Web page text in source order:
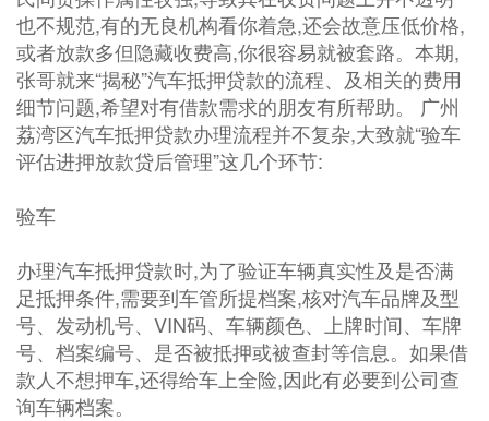
也不规范,有的无良机构看你着急,还会故意压低价格,
或者放款多但隐藏收费高,你很容易就被套路。本期,
张哥就来“揭秘”汽车抵押贷款的流程、及相关的费用
细节问题,希望对有借款需求的朋友有所帮助。 广州
荔湾区汽车抵押贷款办理流程并不复杂,大致就“验车
评估进押放款贷后管理”这几个环节:
验车
办理汽车抵押贷款时,为了验证车辆真实性及是否满
足抵押条件,需要到车管所提档案,核对汽车品牌及型
号、发动机号、VIN码、车辆颜色、上牌时间、车牌
号、档案编号、是否被抵押或被查封等信息。如果借
款人不想押车,还得给车上全险,因此有必要到公司查
询车辆档案。